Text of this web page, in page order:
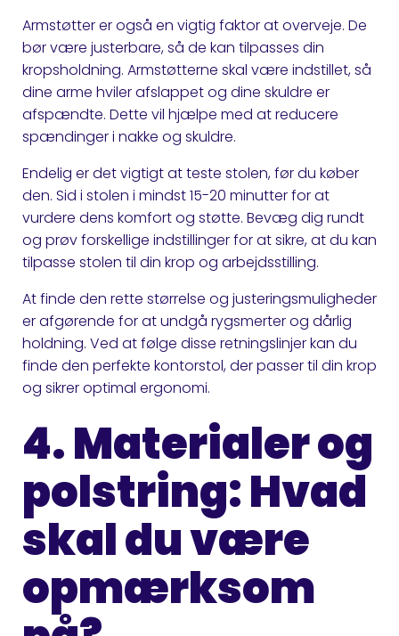
Armstøtter er også en vigtig faktor at overveje. De
bør være justerbare, så de kan tilpasses din
kropsholdning. Armstøtterne skal være indstillet, så
dine arme hviler afslappet og dine skuldre er
afspændte. Dette vil hjælpe med at reducere
spændinger i nakke og skuldre.
Endelig er det vigtigt at teste stolen, før du køber
den. Sid i stolen i mindst 15-20 minutter for at
vurdere dens komfort og støtte. Bevæg dig rundt
og prøv forskellige indstillinger for at sikre, at du kan
tilpasse stolen til din krop og arbejdsstilling.
At finde den rette størrelse og justeringsmuligheder
er afgørende for at undgå rygsmerter og dårlig
holdning. Ved at følge disse retningslinjer kan du
finde den perfekte kontorstol, der passer til din krop
og sikrer optimal ergonomi.
4. Materialer og
polstring: Hvad
skal du være
opmærksom